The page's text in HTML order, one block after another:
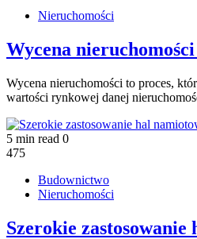
Nieruchomości
Wycena
Wycena nieruchomości to proces,
wartości rynkowej danej
5 min read 0
475
Budownictwo
Nieruchomości
Szerokie